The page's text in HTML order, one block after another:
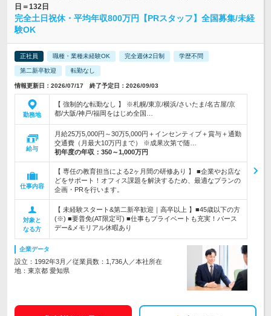
日＝132日
完全土日祝休・平均年収800万円【PRスタッフ】全国募集/未経
験OK
正社員 職種・業種未経験OK 完全週休2日制 学歴不問
第二新卒歓迎 転勤なし
情報更新日：2026/07/17 終了予定日：2026/09/03
勤務地
【 強制的な転勤なし 】 ※札幌/東京/横浜/さいたま/名古屋/京
都/大阪/神戸/福岡をはじめ全国…
給与
月給25万5,000円～30万5,000円＋インセンティブ＋賞与＋通勤
交通費（月最大10万円まで） ※成果次第で随…
初年度の年収： 350～1,000万円
仕事内容
【 専任の教育担当による2ヶ月間の研修あり 】 ■企業やお店な
どをサポート！オフィス課題を解決するため、最適なプランの
企画・PRを行います。
対象と
なる方
【 未経験スタート&第二新卒歓迎｜高卒以上 】■45歳以下の方
(※) ■要普免(AT限定可) ■仕事もプライベートも充実！バース
デー&メモリアル休暇あり
企業データ
設立：1992年3月／従業員数：1,736人／本社所在
地：東京都 愛知県